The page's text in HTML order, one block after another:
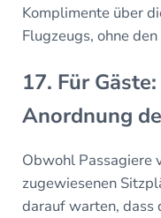
Komplimente über
Flugzeugs, ohne
17. Für
Anordnung
Obwohl Passagiere
zugewiesenen
darauf warten, dass